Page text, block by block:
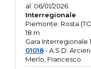
al: 06/01/2026
Interregionale
Piemonte: Rosta
18 m
Gara Interregionale
01018- A.S.D.
Merlo, Francesco